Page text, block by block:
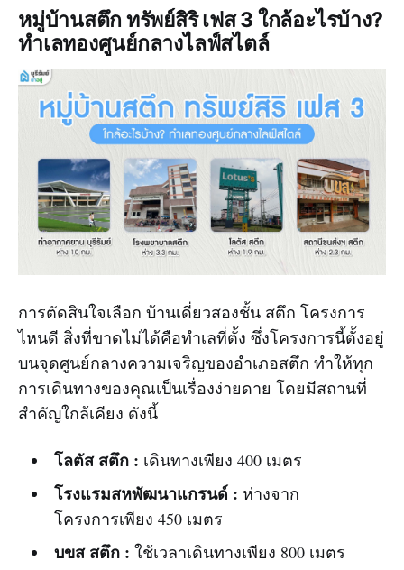
หมู่บ้านสตึก ทรัพย์สิริ เฟส 3 ใกล้อะไรบ้าง?
ทำเลทองศูนย์กลางไลฟ์สไตล์
การตัดสินใจเลือก บ้านเดี่ยวสองชั้น สตึก โครงการ
ไหนดี สิ่งที่ขาดไม่ได้คือทำเลที่ตั้ง ซึ่งโครงการนี้ตั้งอยู่
บนจุดศูนย์กลางความเจริญของอำเภอสตึก ทำให้ทุก
การเดินทางของคุณเป็นเรื่องง่ายดาย โดยมีสถานที่
สำคัญใกล้เคียง ดังนี้
โลตัส สตึก : เดินทางเพียง 400 เมตร
โรงแรมสหพัฒนาแกรนด์ : ห่างจาก
โครงการเพียง 450 เมตร
บขส สตึก : ใช้เวลาเดินทางเพียง 800 เมตร